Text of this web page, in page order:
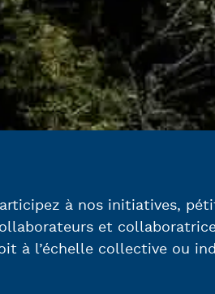
à nos initiatives,
et
à l’échelle collective ou